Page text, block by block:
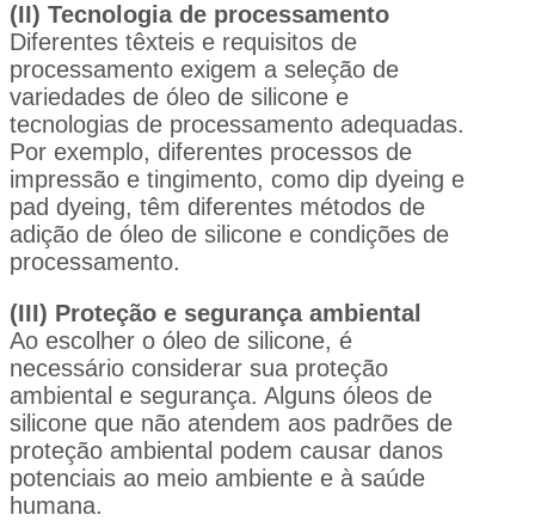
(II) Tecnologia de processamento
Diferentes têxteis e requisitos de
processamento exigem a seleção de
variedades de óleo de silicone e
tecnologias de processamento adequadas.
Por exemplo, diferentes processos de
impressão e tingimento, como dip dyeing e
pad dyeing, têm diferentes métodos de
adição de óleo de silicone e condições de
processamento.
(III) Proteção e segurança ambiental
Ao escolher o óleo de silicone, é
necessário considerar sua proteção
ambiental e segurança. Alguns óleos de
silicone que não atendem aos padrões de
proteção ambiental podem causar danos
potenciais ao meio ambiente e à saúde
humana.